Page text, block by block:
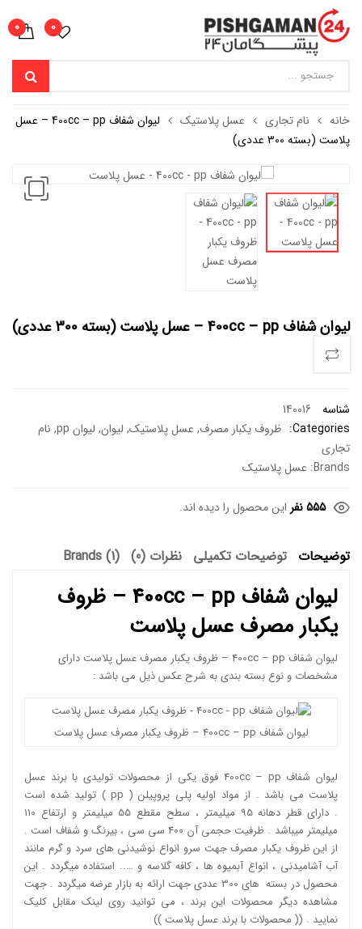
0
0
خانه نام تجاری عسل پلاستیک
لیوان شفاف 400cc – pp – عسل
پلاست (بسته 300 عددی)
لیوان شفاف 400cc – pp – عسل پلاست (بسته 300 عددی)
شناسه
140016
Categories:
ظروف یکبار مصرف, عسل پلاستیک, لیوان, لیوان pp , نام
تجاری
Brands: عسل پلاستیک
555 نفر این محصول را دیده اند.
توضیحات توضیحات تکمیلی نظرات (0) Brands (1)
لیوان شفاف 400cc – pp – ظروف
یکبار مصرف عسل پلاست
لیوان شفاف 400cc – pp – ظروف یکبار مصرف عسل پلاست دارای
مشخصات و نوع بسته بندی به شرح عکس ذیل می باشد :
لیوان شفاف 400cc – pp – ظروف یکبار مصرف عسل پلاست
لیوان شفاف 400cc – pp فوق یکی از محصولات تولیدی با برند عسل
پلاست می باشد . از مواد اولیه پلی پروپیلن ( pp ) تولید شده است
. دارای قطر دهانه 95 میلیمتر ، سطح مقطع 55 میلیمتر و ارتفاع 110
میلیمتر میباشد . ظرفیت حجمی آن 400 سی سی ، بیرنگ و شفاف است .
از این ظروف یکبار مصرف جهت سرو انواع نوشیدنی های سرد و گرم مانند
آب آشامیدنی ، انواع آبمیوه ها ، کافه گلاسه و ….. استفاده میگردد . این
محصول در بسته های 300 عددی جهت ارائه به بازار عرضه میگردد . جهت
مشاهده دیگر محصولات این برند ، می توانید روی لینک مقابل کلیک
نمایید . (( محصولات با برند عسل پلاست ))